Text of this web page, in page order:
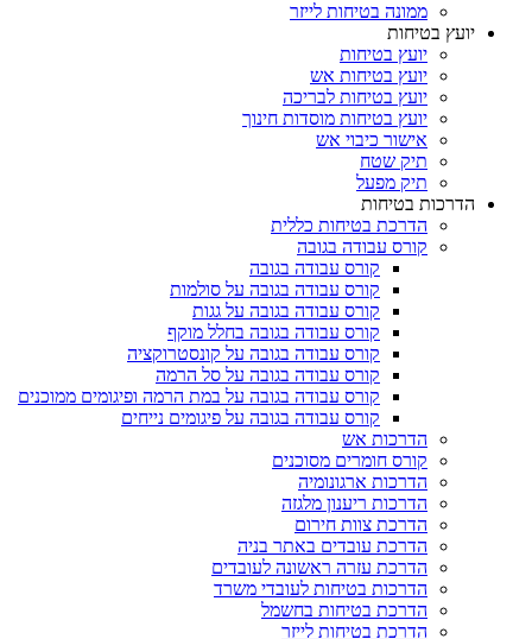
ממונה בטיחות לייזר
יועץ בטיחות
יועץ בטיחות
יועץ בטיחות אש
יועץ בטיחות לבריכה
יועץ בטיחות מוסדות חינוך
אישור כיבוי אש
תיק שטח
תיק מפעל
הדרכות בטיחות
הדרכת בטיחות כללית
קורס עבודה בגובה
קורס עבודה בגובה
קורס עבודה בגובה על סולמות
קורס עבודה בגובה על גגות
קורס עבודה בגובה בחלל מוקף
קורס עבודה בגובה על קונסטרוקציה
קורס עבודה בגובה על סל הרמה
קורס עבודה בגובה על במת הרמה ופיגומים ממוכנים
קורס עבודה בגובה על פיגומים נייחים
הדרכות אש
קורס חומרים מסוכנים
הדרכות ארגונומיה
הדרכות ריענון מלגזה
הדרכת צוות חירום
הדרכת עובדים באתר בניה
הדרכת עזרה ראשונה לעובדים
הדרכות בטיחות לעובדי משרד
הדרכת בטיחות בחשמל
הדרכת בטיחות לייזר